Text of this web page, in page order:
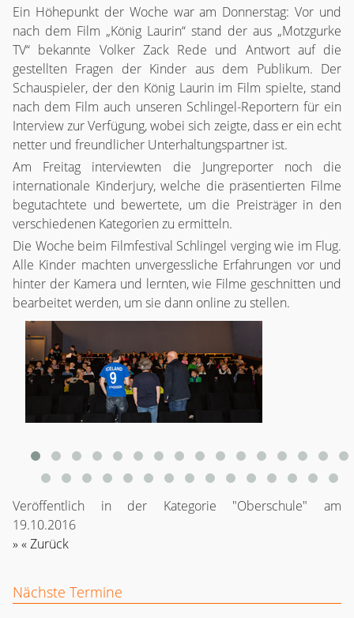
Ein Höhepunkt der Woche war am Donnerstag: Vor und
nach dem Film „König Laurin“ stand der aus „Motzgurke
TV“ bekannte Volker Zack Rede und Antwort auf die
gestellten Fragen der Kinder aus dem Publikum. Der
Schauspieler, der den König Laurin im Film spielte, stand
nach dem Film auch unseren Schlingel-Reportern für ein
Interview zur Verfügung, wobei sich zeigte, dass er ein echt
netter und freundlicher Unterhaltungspartner ist.
Am Freitag interviewten die Jungreporter noch die
internationale Kinderjury, welche die präsentierten Filme
begutachtete und bewertete, um die Preisträger in den
verschiedenen Kategorien zu ermitteln.
Die Woche beim Filmfestival Schlingel verging wie im Flug.
Alle Kinder machten unvergessliche Erfahrungen vor und
hinter der Kamera und lernten, wie Filme geschnitten und
bearbeitet werden, um sie dann online zu stellen.
Veröffentlich in der Kategorie "Oberschule" am
19.10.2016
« Zurück
Nächste Termine